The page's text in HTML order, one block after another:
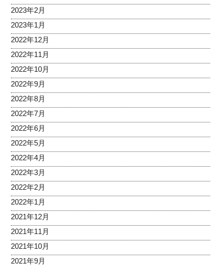
2023年2月
2023年1月
2022年12月
2022年11月
2022年10月
2022年9月
2022年8月
2022年7月
2022年6月
2022年5月
2022年4月
2022年3月
2022年2月
2022年1月
2021年12月
2021年11月
2021年10月
2021年9月